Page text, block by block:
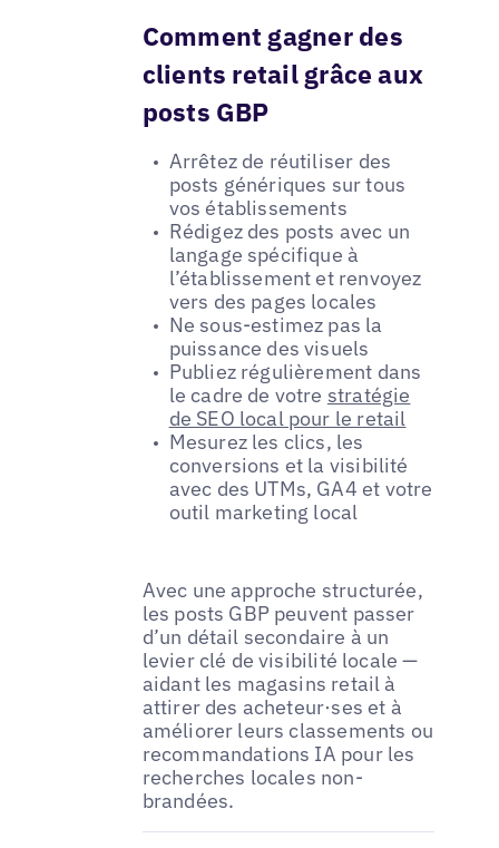
Comment gagner des
clients retail grâce aux
posts GBP
Arrêtez de réutiliser des
posts génériques sur tous
vos établissements
Rédigez des posts avec un
langage spécifique à
l’établissement et renvoyez
vers des pages locales
Ne sous-estimez pas la
puissance des visuels
Publiez régulièrement dans
le cadre de votre stratégie
de SEO local pour le retail
Mesurez les clics, les
conversions et la visibilité
avec des UTMs, GA4 et votre
outil marketing local
Avec une approche structurée,
les posts GBP peuvent passer
d’un détail secondaire à un
levier clé de visibilité locale —
aidant les magasins retail à
attirer des acheteur·ses et à
améliorer leurs classements ou
recommandations IA pour les
recherches locales non-
brandées.